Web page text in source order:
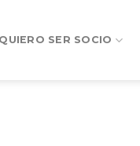
QUIERO SER SOCIO